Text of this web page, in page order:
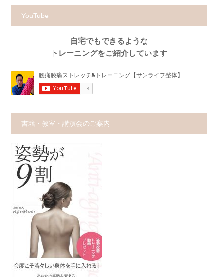
YouTube
自宅でもできるような
トレーニングをご紹介しています
書籍・教室・講演会のご案内